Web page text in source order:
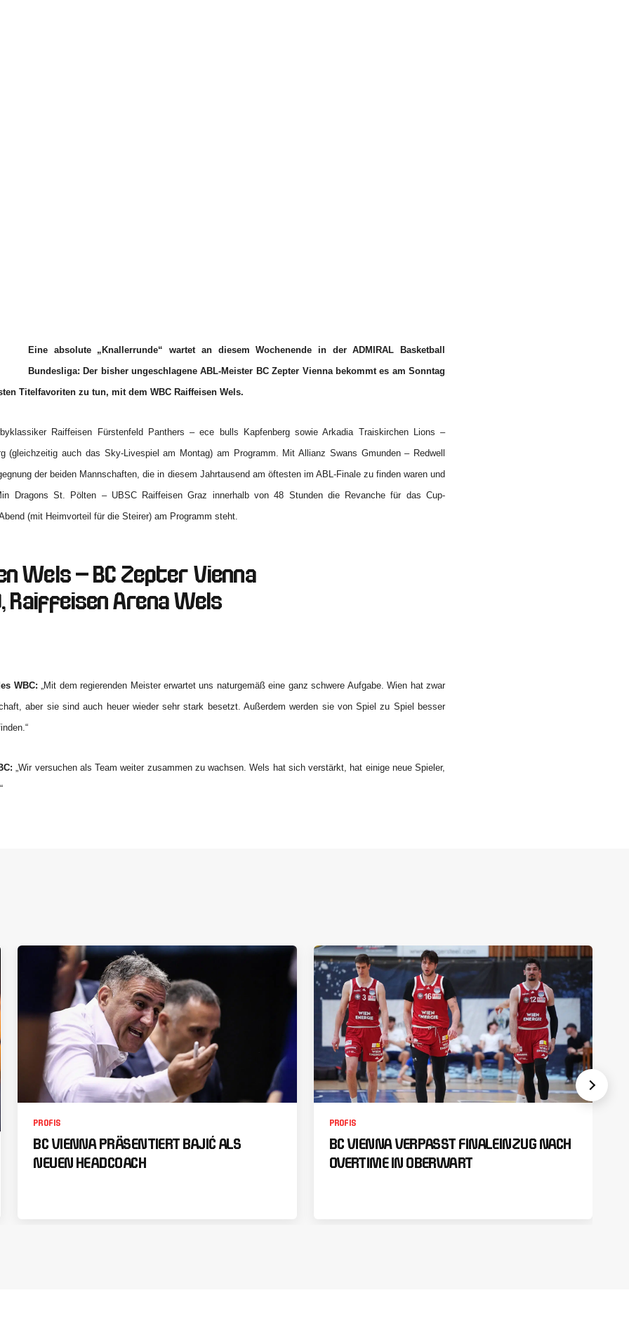
Eine absolute „Knallerrunde“ wartet an diesem Wochenende in der ADMIRAL Basketball
Bundesliga: Der bisher ungeschlagene ABL-Meister BC Zepter Vienna bekommt es am Sonntag
Titelfavoriten zu tun, mit dem WBC Raiffeisen Wels.
Raiffeisen Fürstenfeld Panthers – ece bulls Kapfenberg sowie Arkadia Traiskirchen Lions –
(gleichzeitig auch das Sky-Livespiel am Montag) am Programm. Mit Allianz Swans Gmunden – Redwell
der beiden Mannschaften, die in diesem Jahrtausend am öftesten im ABL-Finale zu finden waren und
Dragons St. Pölten – UBSC Raiffeisen Graz innerhalb von 48 Stunden die Revanche für das Cup-
(mit Heimvorteil für die Steirer) am Programm steht.
Wels – BC Zepter Vienna
, Raiffeisen Arena Wels
WBC: „Mit dem regierenden Meister erwartet uns naturgemäß eine ganz schwere Aufgabe. Wien hat zwar
aber sie sind auch heuer wieder sehr stark besetzt. Außerdem werden sie von Spiel zu Spiel besser
„Wir versuchen als Team weiter zusammen zu wachsen. Wels hat sich verstärkt, hat einige neue Spieler,
PROFIS
BC VIENNA PRÄSENTIERT BAJIĆ ALS
NEUEN HEADCOACH
PROFIS
BC VIENNA VERPASST FINALEINZUG NACH
OVERTIME IN OBERWART